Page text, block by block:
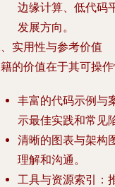
边缘计算、低代码
发展方向。
实用性与参考价值
的价值在于其可操
丰富的代码示例与
示最佳实践和常见
清晰的图表与架构
理解和沟通。
工具与资源索引 ：